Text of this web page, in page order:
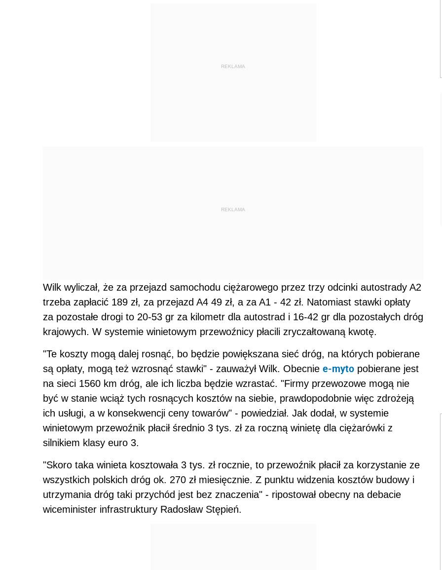
REKLAMA
REKLAMA
Wilk wyliczał, że za przejazd samochodu ciężarowego przez trzy odcinki autostrady A2
trzeba zapłacić 189 zł, za przejazd A4 49 zł, a za A1 - 42 zł. Natomiast stawki opłaty
za pozostałe drogi to 20-53 gr za kilometr dla autostrad i 16-42 gr dla pozostałych dróg
krajowych. W systemie winietowym przewoźnicy płacili zryczałtowaną kwotę.
"Te koszty mogą dalej rosnąć, bo będzie powiększana sieć dróg, na których pobierane
są opłaty, mogą też wzrosnąć stawki" - zauważył Wilk. Obecnie e-myto pobierane jest
na sieci 1560 km dróg, ale ich liczba będzie wzrastać. "Firmy przewozowe mogą nie
być w stanie wciąż tych rosnących kosztów na siebie, prawdopodobnie więc zdrożeją
ich usługi, a w konsekwencji ceny towarów" - powiedział. Jak dodał, w systemie
winietowym przewoźnik płacił średnio 3 tys. zł za roczną winietę dla ciężarówki z
silnikiem klasy euro 3.
"Skoro taka winieta kosztowała 3 tys. zł rocznie, to przewoźnik płacił za korzystanie ze
wszystkich polskich dróg ok. 270 zł miesięcznie. Z punktu widzenia kosztów budowy i
utrzymania dróg taki przychód jest bez znaczenia" - ripostował obecny na debacie
wiceminister infrastruktury Radosław Stępień.